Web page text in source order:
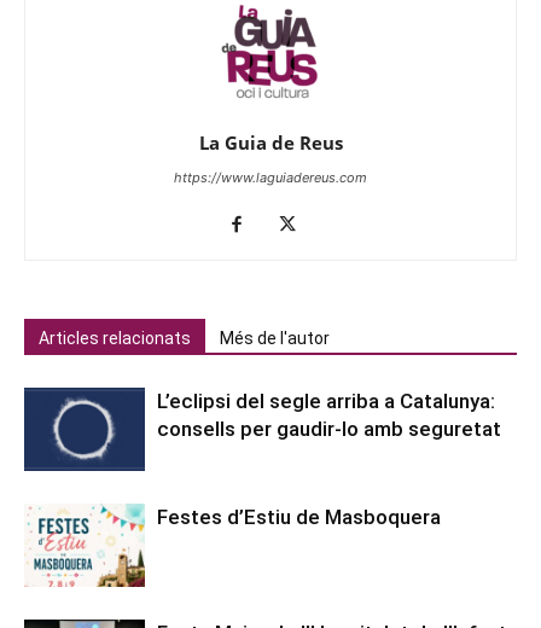
La Guia de Reus
https://www.laguiadereus.com
Articles relacionats Més de l'autor
L’eclipsi del segle arriba a Catalunya:
consells per gaudir-lo amb seguretat
Festes d’Estiu de Masboquera